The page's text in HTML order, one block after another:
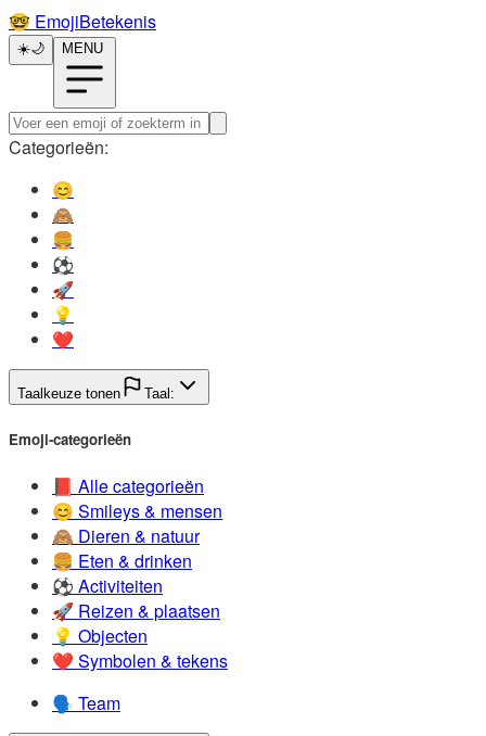
🤓️ EmojiBetekenis
☀️🌙 MENU
Categorieën:
😊️
🙈️
🍔️
⚽️
🚀️
💡️
❤️
Taalkeuze tonen Taal:
Emoji-categorieën
📕️ Alle categorieën
😊️ Smileys & mensen
🙈️ Dieren & natuur
🍔️ Eten & drinken
⚽️ Activiteiten
🚀️ Reizen & plaatsen
💡️ Objecten
❤️ Symbolen & tekens
🗣️ Team